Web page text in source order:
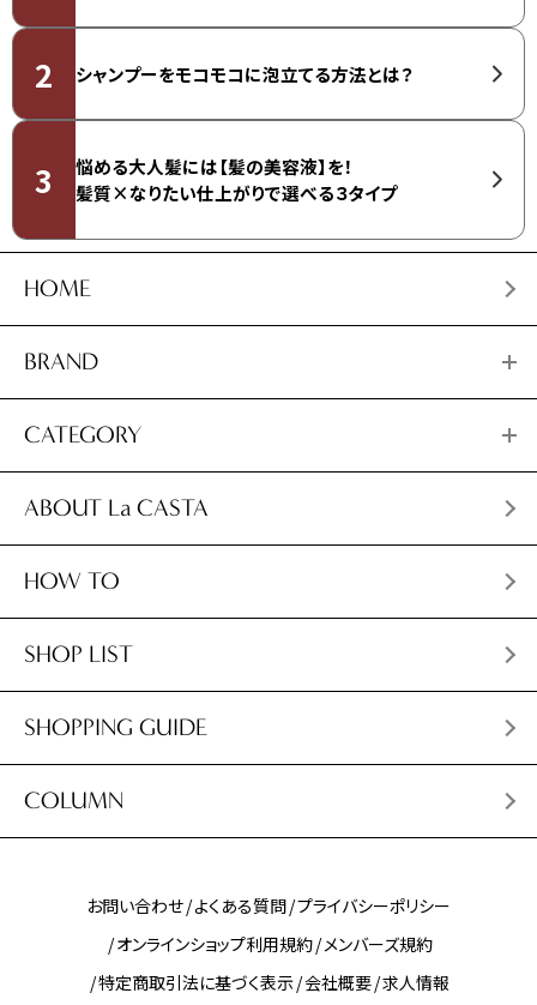
シャンプーをモコモコに泡立てる方法とは？
悩める大人髪には【髪の美容液】を！
髪質×なりたい仕上がりで選べる３タイプ
HOME
BRAND
CATEGORY
ABOUT La CASTA
HOW TO
SHOP LIST
SHOPPING GUIDE
COLUMN
お問い合わせ よくある質問 プライバシーポリシー
オンラインショップ利用規約 メンバーズ規約
特定商取引法に基づく表示 会社概要 求人情報